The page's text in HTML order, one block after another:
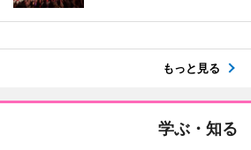
もっと見る
学ぶ・知る